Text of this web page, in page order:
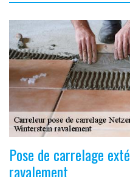
Pose de carrelage
ravalement